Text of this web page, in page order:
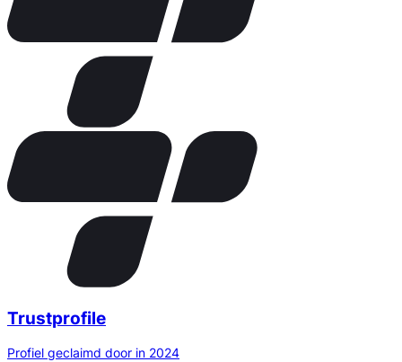
Trustprofile
Profiel geclaimd door in 2024